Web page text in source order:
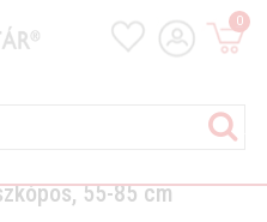
0
55-85 cm